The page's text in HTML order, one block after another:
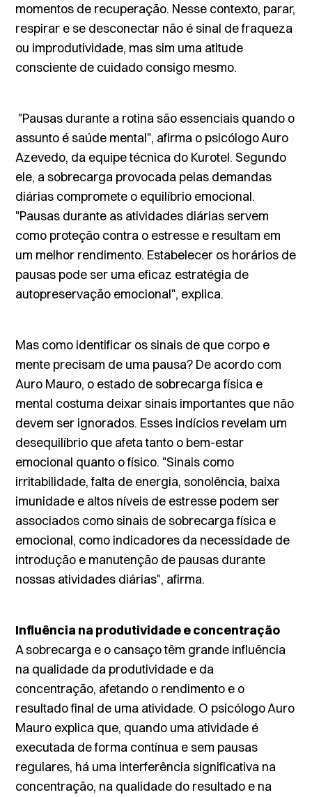
momentos de recuperação. Nesse contexto, parar,
respirar e se desconectar não é sinal de fraqueza
ou improdutividade, mas sim uma atitude
consciente de cuidado consigo mesmo.
"Pausas durante a rotina são essenciais quando o
assunto é saúde mental", afirma o psicólogo Auro
Azevedo, da equipe técnica do Kurotel. Segundo
ele, a sobrecarga provocada pelas demandas
diárias compromete o equilíbrio emocional.
"Pausas durante as atividades diárias servem
como proteção contra o estresse e resultam em
um melhor rendimento. Estabelecer os horários de
pausas pode ser uma eficaz estratégia de
autopreservação emocional", explica.
Mas como identificar os sinais de que corpo e
mente precisam de uma pausa? De acordo com
Auro Mauro, o estado de sobrecarga física e
mental costuma deixar sinais importantes que não
devem ser ignorados. Esses indícios revelam um
desequilíbrio que afeta tanto o bem-estar
emocional quanto o físico. "Sinais como
irritabilidade, falta de energia, sonolência, baixa
imunidade e altos níveis de estresse podem ser
associados como sinais de sobrecarga física e
emocional, como indicadores da necessidade de
introdução e manutenção de pausas durante
nossas atividades diárias", afirma.
Influência na produtividade e concentração
A sobrecarga e o cansaço têm grande influência
na qualidade da produtividade e da
concentração, afetando o rendimento e o
resultado final de uma atividade. O psicólogo Auro
Mauro explica que, quando uma atividade é
executada de forma contínua e sem pausas
regulares, há uma interferência significativa na
concentração, na qualidade do resultado e na